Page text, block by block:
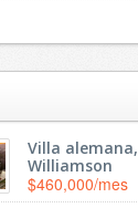
Villa alemana,
Williamson
$460,000/mes